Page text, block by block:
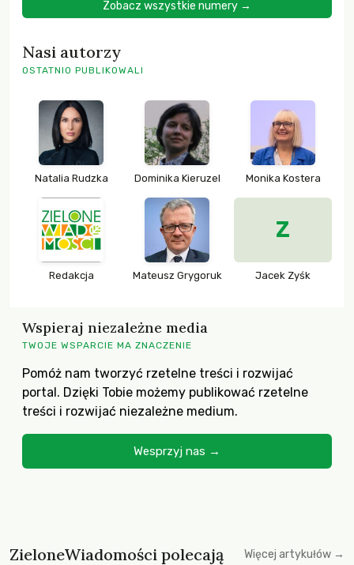
Zobacz wszystkie numery →
Nasi autorzy
OSTATNIO PUBLIKOWALI
Natalia Rudzka Dominika Kieruzel Monika Kostera
Redakcja Mateusz Grygoruk
Z
Jacek Zyśk
Wspieraj niezależne media
TWOJE WSPARCIE MA ZNACZENIE
Pomóż nam tworzyć rzetelne treści i rozwijać
portal. Dzięki Tobie możemy publikować rzetelne
treści i rozwijać niezależne medium.
Wesprzyj nas →
ZieloneWiadomości polecają Więcej artykułów →